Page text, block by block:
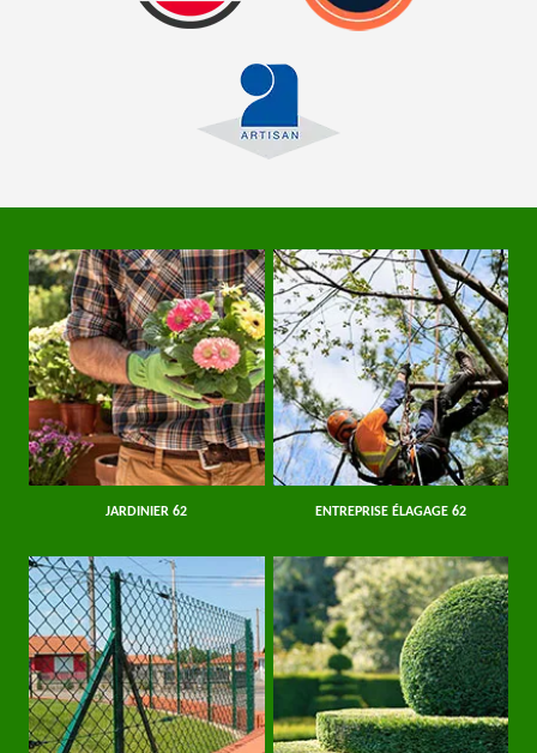
JARDINIER 62 ENTREPRISE ÉLAGAGE 62